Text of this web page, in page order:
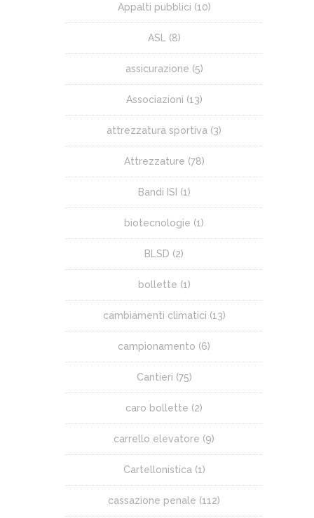
Appalti pubblici (10)
ASL (8)
assicurazione (5)
Associazioni (13)
attrezzatura sportiva (3)
Attrezzature (78)
Bandi ISI (1)
biotecnologie (1)
BLSD (2)
bollette (1)
cambiamenti climatici (13)
campionamento (6)
Cantieri (75)
caro bollette (2)
carrello elevatore (9)
Cartellonistica (1)
cassazione penale (112)